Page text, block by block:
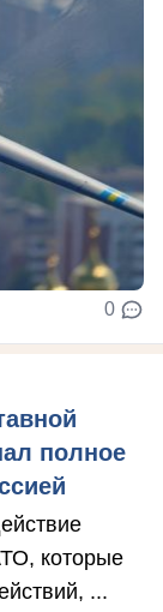
0
полное
которые
...